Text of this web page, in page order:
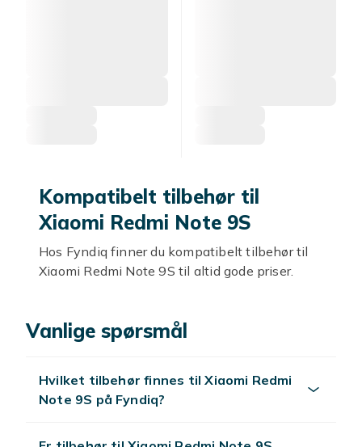
Kompatibelt tilbehør til
Xiaomi Redmi Note 9S
Hos Fyndiq finner du kompatibelt tilbehør til
Xiaomi Redmi Note 9S til altid gode priser.
Kompatible deksler til Xiaomi Redmi Note 9S
Skjermbeskyttere
beskytter Xiaomi Redmi Note 9S-skjermen.
Vanlige spørsmål
Hvilket tilbehør finnes til Xiaomi Redmi
Note 9S på Fyndiq?